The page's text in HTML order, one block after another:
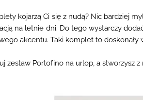
kojarzą Ci się z nudą? Nic bardziej
na letnie dni. Do tego wystarczy
akcentu. Taki komplet to doskonały
zestaw Portofino na urlop, a stworzysz z